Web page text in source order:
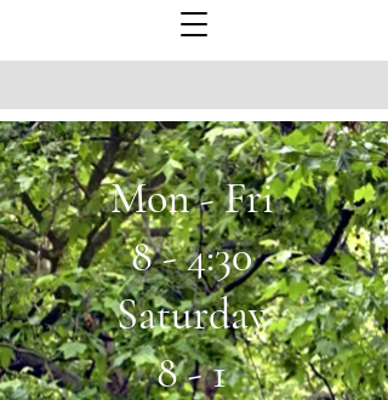
Mon - Fri
8 - 4:30
Saturday
8 - 1